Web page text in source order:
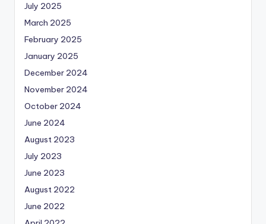
July 2025
March 2025
February 2025
January 2025
December 2024
November 2024
October 2024
June 2024
August 2023
July 2023
June 2023
August 2022
June 2022